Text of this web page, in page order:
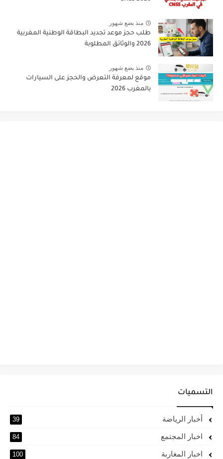
منذ بضع شهور
طلب حجز موعد تجديد البطاقة الوطنية المغربية
2026 والوثائق المطلوبة
منذ بضع شهور
موقع لمعرفة التعرض والحجز على السيارات
بالمغرب 2026
التسميات
أخبار الرياضة 39
اخبار المجتمع 84
اخبار المغاربة 100